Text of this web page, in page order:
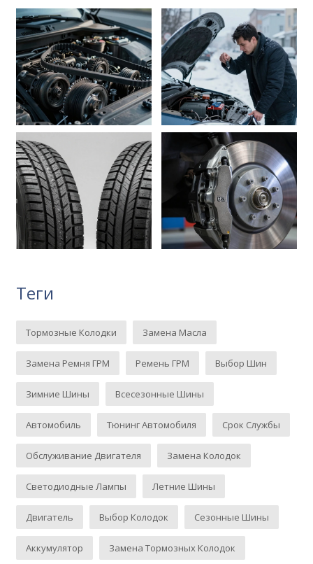
Теги
Тормозные Колодки Замена Масла
Замена Ремня ГРМ Ремень ГРМ Выбор Шин
Зимние Шины Всесезонные Шины
Автомобиль Тюнинг Автомобиля Срок Службы
Обслуживание Двигателя Замена Колодок
Светодиодные Лампы Летние Шины
Двигатель Выбор Колодок Сезонные Шины
Аккумулятор Замена Тормозных Колодок